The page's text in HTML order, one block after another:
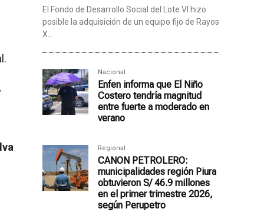
El Fondo de Desarrollo Social del Lote VI hizo
posible la adquisición de un equipo fijo de Rayos
X...
Nacional
Enfen informa que El Niño
Costero tendría magnitud
entre fuerte a moderado en
verano
Regional
CANON PETROLERO:
municipalidades región Piura
obtuvieron S/ 46.9 millones
en el primer trimestre 2026,
según Perupetro